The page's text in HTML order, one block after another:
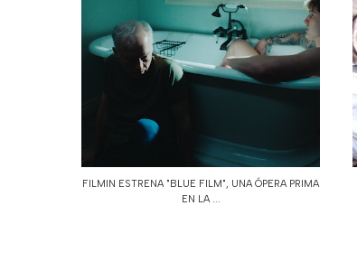
FILMIN ESTRENA "BLUE FILM", UNA ÓPERA PRIMA
EN LA ...